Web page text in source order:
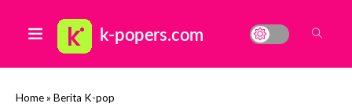
Home» Berita K-pop